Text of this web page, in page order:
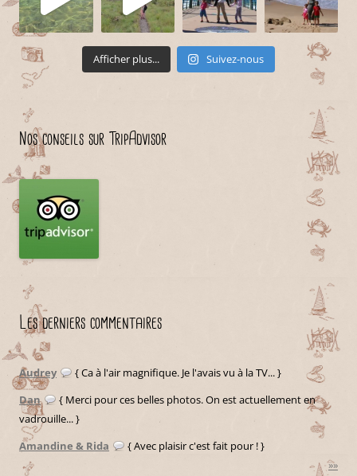
Afficher plus... Suivez-nous
Nos conseils sur TripAdvisor
Les derniers commentaires
Audrey
{ Ca à l'air magnifique. Je l'avais vu à la TV... }
Dan
{ Merci pour ces belles photos. On est actuellement en
vadrouille... }
Amandine & Rida
{ Avec plaisir c'est fait pour ! }
»»